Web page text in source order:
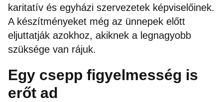
karitatív és egyházi szervezetek képviselőinek.
A készítményeket még az ünnepek előtt
eljuttatják azokhoz, akiknek a legnagyobb
szüksége van rájuk.
Egy csepp figyelmesség is
erőt ad